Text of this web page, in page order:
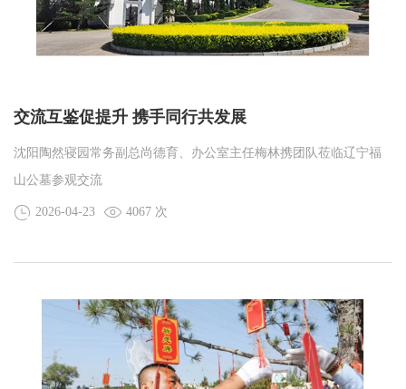
交流互鉴促提升 携手同行共发展
沈阳陶然寝园常务副总尚德育、办公室主任梅林携团队莅临辽宁福
山公墓参观交流
2026-04-23 4067 次